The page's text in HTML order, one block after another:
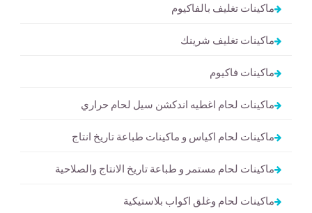
ماكينات تغليف بالفاكيوم
ماكينات تغليف شرينك
ماكينات فاكيوم
ماكينات لحام اغطيه اندكشن سيل لحام حراري
ماكينات لحام اكياس و ماكينات طباعة تاريخ انتاج
ماكينات لحام مستمر و طباعة تاريخ الانتاج والصلاحية
ماكينات لحام وغلق اكواب بلاستيكية